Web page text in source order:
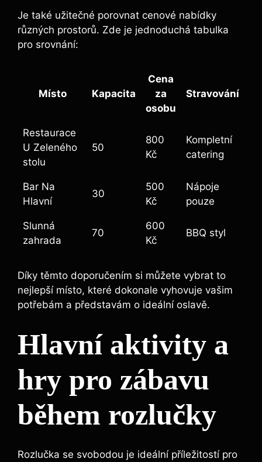
Je také užitečné porovnat cenové nabídky
různých prostorů. Zde je jednoduchá tabulka
pro srovnání:
Místo Kapacita
Cena
za
osobu
Stravování
Restaurace
U Zeleného
stolu
50
800
Kč
Kompletní
catering
Bar Na
Hlavní
30
500
Kč
Nápoje
pouze
Slunná
zahrada
70
600
Kč
BBQ styl
Díky těmto doporučením si můžete vybrat to
nejlepší místo, které dokonale vyhovuje vašim
potřebám a představám o ideální oslavě.
Hlavní aktivity a
hry pro zábavu
během rozlučky
Rozlučka se svobodou je ideální příležitostí pro